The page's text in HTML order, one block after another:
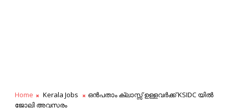
Home Kerala Jobs
ഒന്‍പതാം ക്ലാസ്സ്‌ ഉള്ളവര്‍ക്ക് KSIDC യില്‍
ജോലി അവസരം